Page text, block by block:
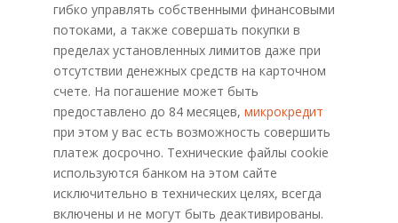
гибко управлять собственными финансовыми
потоками, а также совершать покупки в
пределах установленных лимитов даже при
отсутствии денежных средств на карточном
счете. На погашение может быть
предоставлено до 84 месяцев, микрокредит
при этом у вас есть возможность совершить
платеж досрочно. Технические файлы cookie
используются банком на этом сайте
исключительно в технических целях, всегда
включены и не могут быть деактивированы.